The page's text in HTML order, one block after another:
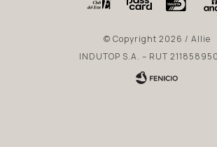
© Copyright 2026 / Allie
INDUTOP S.A. – RUT